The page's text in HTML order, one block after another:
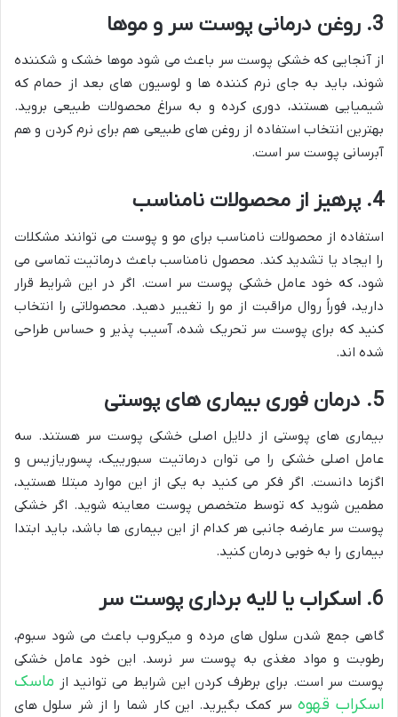
3. روغن درمانی پوست سر و موها
از آنجایی که خشکی پوست سر باعث می شود موها خشک و شکننده
شوند، باید به جای نرم کننده ها و لوسیون های بعد از حمام که
شیمیایی هستند، دوری کرده و به سراغ محصولات طبیعی بروید.
بهترین انتخاب استفاده از روغن های طبیعی هم برای نرم کردن و هم
آبرسانی پوست سر است.
4. پرهیز از محصولات نامناسب
استفاده از محصولات نامناسب برای مو و پوست می توانند مشکلات
را ایجاد یا تشدید کند. محصول نامناسب باعث درماتیت تماسی می
شود، که خود عامل خشکی پوست سر است. اگر در این شرایط قرار
دارید، فوراً روال مراقبت از مو را تغییر دهید. محصولاتی را انتخاب
کنید که برای پوست سر تحریک شده، آسیب پذیر و حساس طراحی
شده اند.
5. درمان فوری بیماری های پوستی
بیماری های پوستی از دلایل اصلی خشکی پوست سر هستند. سه
عامل اصلی خشکی را می توان درماتیت سبورییک، پسوریازیس و
اگزما دانست. اگر فکر می کنید به یکی از این موارد مبتلا هستید،
مطمین شوید که توسط متخصص پوست معاینه شوید. اگر خشکی
پوست سر عارضه جانبی هر کدام از این بیماری ها باشد، باید ابتدا
بیماری را به خوبی درمان کنید.
6. اسکراب یا لایه برداری پوست سر
گاهی جمع شدن سلول های مرده و میکروب باعث می شود سبوم،
رطوبت و مواد مغذی به پوست سر نرسد. این خود عامل خشکی
پوست سر است. برای برطرف کردن این شرایط می توانید از ماسک
اسکراب قهوه سر کمک بگیرید. این کار شما را از شر سلول های